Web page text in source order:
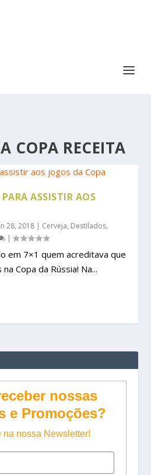
COPA RECEITA
ASSISTIR AOS
28, 2018 | Cerveja, Destilados,
|
em 7×1 quem acreditava que
Copa da Rússia! Na...
nossas
e Promoções?
na nossa Newsletter!